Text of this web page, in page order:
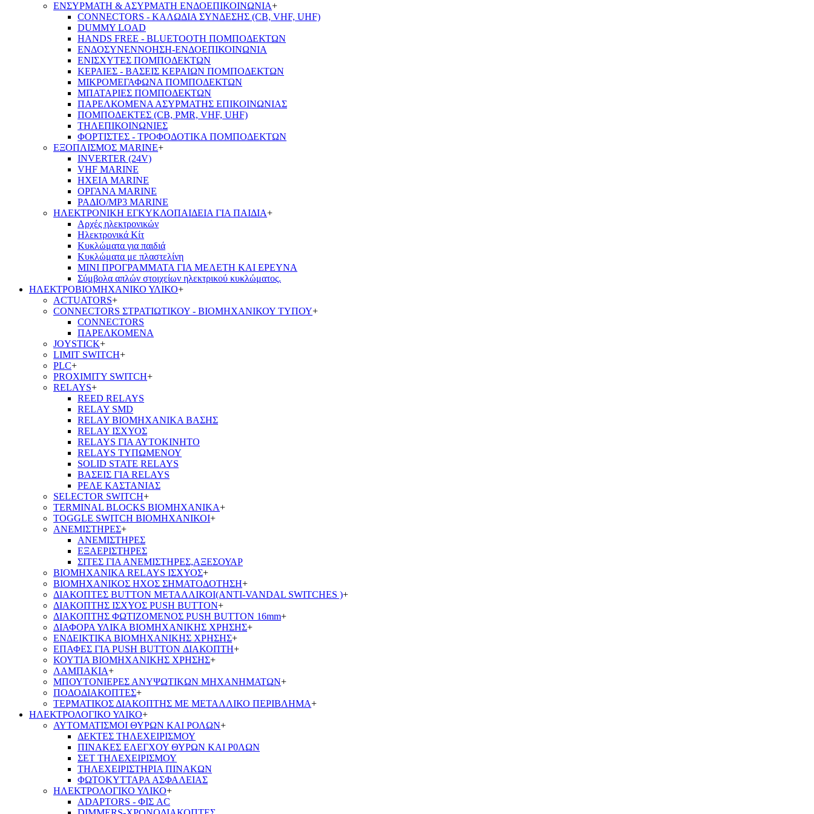
ΕΝΣΥΡΜΑΤΗ & ΑΣΥΡΜΑΤΗ ΕΝΔΟΕΠΙΚΟΙΝΩΝΙΑ+
CONNECTORS - ΚΑΛΩΔΙΑ ΣΥΝΔΕΣΗΣ (CB, VHF, UHF)
DUMMY LOAD
HANDS FREE - BLUETOOTH ΠΟΜΠΟΔΕΚΤΩΝ
ΕΝΔΟΣΥΝΕΝΝΟΗΣΗ-ΕΝΔΟΕΠΙΚΟΙΝΩΝΙΑ
ΕΝΙΣΧΥΤΕΣ ΠΟΜΠΟΔΕΚΤΩΝ
ΚΕΡΑΙΕΣ - ΒΑΣΕΙΣ ΚΕΡΑΙΩΝ ΠΟΜΠΟΔΕΚΤΩΝ
ΜΙΚΡΟΜΕΓΑΦΩΝΑ ΠΟΜΠΟΔΕΚΤΩΝ
ΜΠΑΤΑΡΙΕΣ ΠΟΜΠΟΔΕΚΤΩΝ
ΠΑΡΕΛΚΟΜΕΝΑ ΑΣΥΡΜΑΤΗΣ ΕΠΙΚΟΙΝΩΝΙΑΣ
ΠΟΜΠΟΔΕΚΤΕΣ (CB, PMR, VHF, UHF)
ΤΗΛΕΠΙΚΟΙΝΩΝΙΕΣ
ΦΟΡΤΙΣΤΕΣ - ΤΡΟΦΟΔΟΤΙΚΑ ΠΟΜΠΟΔΕΚΤΩΝ
ΕΞΟΠΛΙΣΜΟΣ MARINE+
INVERTER (24V)
VHF MARINE
ΗΧΕΙΑ MARINE
ΟΡΓΑΝΑ MARINE
ΡΑΔΙΟ/MP3 MARINE
ΗΛΕΚΤΡΟΝΙΚΗ ΕΓΚΥΚΛΟΠΑΙΔΕΙΑ ΓΙΑ ΠΑΙΔΙΑ+
Αρχές ηλεκτρονικών
Ηλεκτρονικά Κίτ
Κυκλώματα για παιδιά
Κυκλώματα με πλαστελίνη
ΜΙΝΙ ΠΡΟΓΡΑΜΜΑΤΑ ΓΙΑ ΜΕΛΕΤΗ ΚΑΙ ΕΡΕΥΝΑ
Σύμβολα απλών στοιχείων ηλεκτρικού κυκλώματος.
ΗΛΕΚΤΡΟΒΙΟΜΗΧΑΝΙΚΟ ΥΛΙΚΟ+
ACTUATORS+
CONNECTORS ΣΤΡΑΤΙΩΤΙΚΟΥ - ΒΙΟΜΗΧΑΝΙΚΟΥ ΤΥΠΟΥ+
CONNECTORS
ΠΑΡΕΛΚΟΜΕΝΑ
JOYSTICK+
LIMIT SWITCH+
PLC+
PROXIMITY SWITCH+
RELAYS+
REED RELAYS
RELAY SMD
RELAY ΒΙΟΜΗΧΑΝΙΚΑ ΒΑΣΗΣ
RELAY ΙΣΧΥΟΣ
RELAYS ΓΙΑ ΑΥΤΟΚΙΝΗΤΟ
RELAYS ΤΥΠΩΜΕΝΟΥ
SOLID STATE RELAYS
ΒΑΣΕΙΣ ΓΙΑ RELAYS
ΡΕΛΕ ΚΑΣΤΑΝΙΑΣ
SELECTOR SWITCH+
TERMINAL BLOCKS ΒΙΟΜΗΧΑΝΙΚΑ+
TOGGLE SWITCH ΒΙΟΜΗΧΑΝΙΚΟΙ+
ΑΝΕΜΙΣΤΗΡΕΣ+
ΑΝΕΜΙΣΤΗΡΕΣ
ΕΞΑΕΡΙΣΤΗΡΕΣ
ΣΙΤΕΣ ΓΙΑ ΑΝΕΜΙΣΤΗΡΕΣ,ΑΞΕΣΟΥΑΡ
ΒΙΟΜΗΧΑΝΙΚΑ RELAYS ΙΣΧΥΟΣ+
ΒΙΟΜΗΧΑΝΙΚΟΣ ΗΧΟΣ ΣΗΜΑΤΟΔΟΤΗΣΗ+
ΔΙΑΚΟΠΤΕΣ BUTTON ΜΕΤΑΛΛΙΚΟΙ(ANTI-VANDAL SWITCHES )+
ΔΙΑΚΟΠΤΗΣ ΙΣΧΥΟΣ PUSH BUTTON+
ΔΙΑΚΟΠΤΗΣ ΦΩΤΙΖΟΜΕΝΟΣ PUSH BUTTON 16mm+
ΔΙΑΦΟΡΑ ΥΛΙΚΑ ΒΙΟΜΗΧΑΝΙΚΗΣ ΧΡΗΣΗΣ+
ΕΝΔΕΙΚΤΙΚΑ ΒΙΟΜΗΧΑΝΙΚΗΣ ΧΡΗΣΗΣ+
ΕΠΑΦΕΣ ΓΙΑ PUSH BUTTON ΔΙΑΚΟΠΤΗ+
ΚΟΥΤΙΑ ΒΙΟΜΗΧΑΝΙΚΗΣ ΧΡΗΣΗΣ+
ΛΑΜΠΑΚΙΑ+
ΜΠΟΥΤΟΝΙΕΡΕΣ ΑΝΥΨΩΤΙΚΩΝ ΜΗΧΑΝΗΜΑΤΩΝ+
ΠΟΔΟΔΙΑΚΟΠΤΕΣ+
ΤΕΡΜΑΤΙΚΟΣ ΔΙΑΚΟΠΤΗΣ ΜΕ ΜΕΤΑΛΛΙΚΟ ΠΕΡΙΒΛΗΜΑ+
ΗΛΕΚΤΡΟΛΟΓΙΚΟ ΥΛΙΚΟ+
ΑΥΤΟΜΑΤΙΣΜΟΙ ΘΥΡΩΝ ΚΑΙ ΡΟΛΩΝ+
ΔΕΚΤΕΣ ΤΗΛΕΧΕΙΡΙΣΜΟΥ
ΠΙΝΑΚΕΣ ΕΛΕΓΧΟΥ ΘΥΡΩΝ ΚΑΙ Ρ0ΛΩΝ
ΣΕΤ ΤΗΛΕΧΕΙΡΙΣΜΟΥ
ΤΗΛΕΧΕΙΡΙΣΤΗΡΙΑ ΠΙΝΑΚΩΝ
ΦΩΤΟΚΥΤΤΑΡΑ ΑΣΦΑΛΕΙΑΣ
ΗΛΕΚΤΡΟΛΟΓΙΚΟ ΥΛΙΚΟ+
ADAPTORS - ΦΙΣ AC